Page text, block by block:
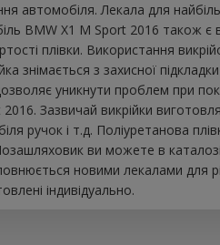
Лекала для
BMW X1 M Sport 2016
плівки. Використання
з захисної
уникнути проблем при
Зазвичай викрійки
ручок і т.д. Поліуретанова
ви можете в
новими лекалами для
індивідуально.